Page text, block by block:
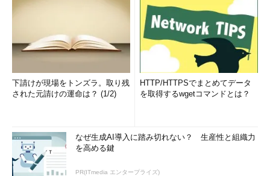
下請けが現場をトンズラ。取り残
された元請けの運命は？ (1/2)
HTTP/HTTPSでまとめてデータ
を取得するwgetコマンドとは？
なぜ生成AI導入に踏み切れない？ 生産性と組織力
を高める鍵
PR(ITmedia エンタープライズ)